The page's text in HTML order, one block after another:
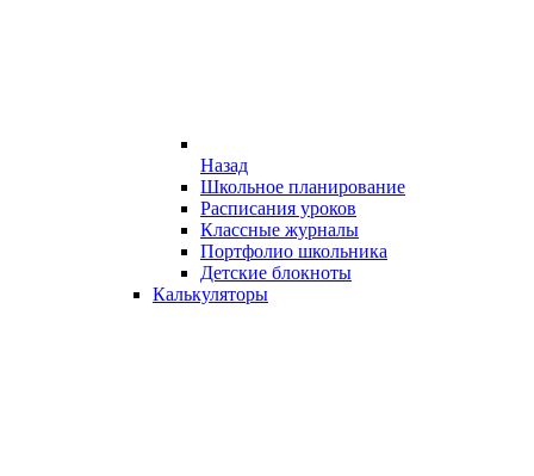
Назад
Школьное планирование
Расписания уроков
Классные журналы
Портфолио школьника
Детские блокноты
Калькуляторы